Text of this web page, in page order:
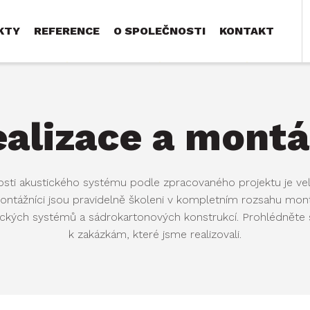
Realizace a montáže
Kvalifikovaní montážníci s dlouholetou praxí,
kteří realizovali desítky různých zakázek.
REFERENCE
Podle typu konstrukce
Fotogalerie našich realizací kategorizovaná dle
typu konstrukce. Např. Minerální podhledy,
O SPOLEČNOSTI KONTAKT
a
akustického systému podle zpracovaného projektu je
jsou pravidelně školeni v kompletním rozsahu
systémů a sádrokartonových konstrukcí. Prohlédněte
k zakázkám, které jsme realizovali.